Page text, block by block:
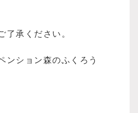
了承ください。
ンション森のふくろう